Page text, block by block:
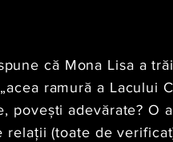
că Mona Lisa a
ramură a Lacului
povești adevărate? O
relații (toate de